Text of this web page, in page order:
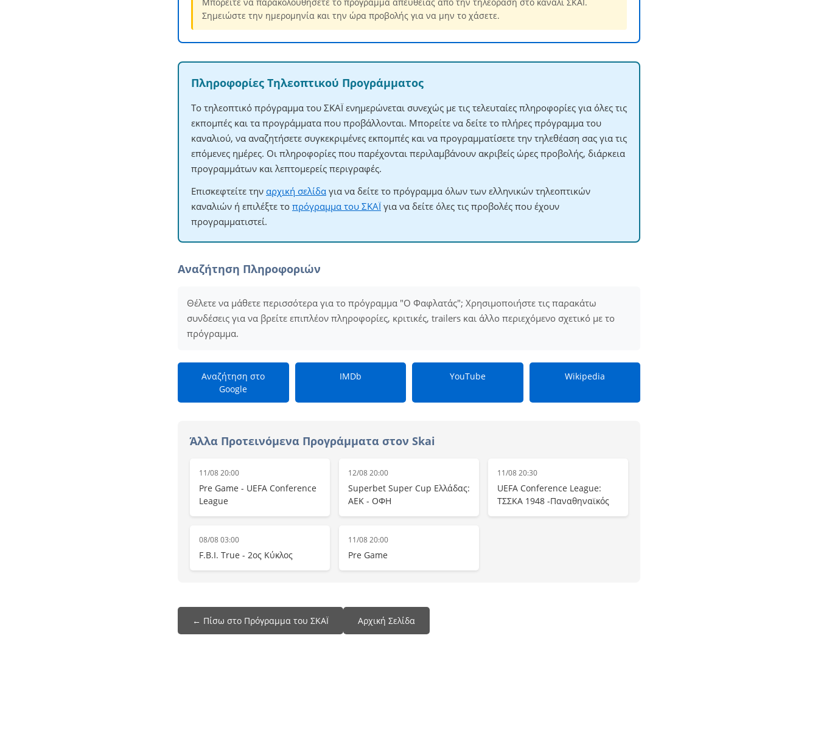
Σημειώστε την ημερομηνία και την ώρα προβολής για να μην το χάσετε.
Πληροφορίες Τηλεοπτικού Προγράμματος
Το τηλεοπτικό πρόγραμμα του ΣΚΑΪ ενημερώνεται συνεχώς με τις τελευταίες πληροφορίες για όλες τις
εκπομπές και τα προγράμματα που προβάλλονται. Μπορείτε να δείτε το πλήρες πρόγραμμα του
καναλιού, να αναζητήσετε συγκεκριμένες εκπομπές και να προγραμματίσετε την τηλεθέαση σας για τις
επόμενες ημέρες. Οι πληροφορίες που παρέχονται περιλαμβάνουν ακριβείς ώρες προβολής, διάρκεια
προγραμμάτων και λεπτομερείς περιγραφές.
Επισκεφτείτε την αρχική σελίδα για να δείτε το πρόγραμμα όλων των ελληνικών τηλεοπτικών
καναλιών ή επιλέξτε το πρόγραμμα του ΣΚΑΪ για να δείτε όλες τις προβολές που έχουν
προγραμματιστεί.
Αναζήτηση Πληροφοριών
Θέλετε να μάθετε περισσότερα για το πρόγραμμα "Ο Φαφλατάς"; Χρησιμοποιήστε τις παρακάτω
συνδέσεις για να βρείτε επιπλέον πληροφορίες, κριτικές, trailers και άλλο περιεχόμενο σχετικό με το
πρόγραμμα.
Αναζήτηση στο
Google
IMDb YouTube Wikipedia
Άλλα Προτεινόμενα Προγράμματα στον Skai
11/08 20:00
Pre Game - UEFA Conference
League
12/08 20:00
Superbet Super Cup Ελλάδας:
ΑΕΚ - ΟΦΗ
11/08 20:30
UEFA Conference League:
ΤΣΣΚΑ 1948 -Παναθηναϊκός
08/08 03:00
F.B.I. True - 2ος Κύκλος
11/08 20:00
Pre Game
← Πίσω στο Πρόγραμμα του ΣΚΑΪ Αρχική Σελίδα